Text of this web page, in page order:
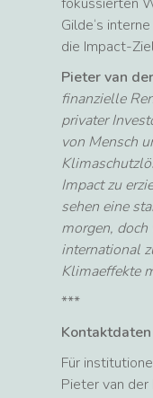
Gilde‘s
die Impact-
Pieter van
finanzielle
privater
von Mensch
Impact zu
sehen eine
morgen,
international
Klimaeffekte
***
Kontaktdaten
Für
Pieter van der